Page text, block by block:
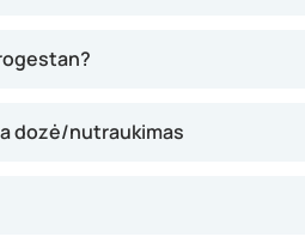
dozė/nutraukimas